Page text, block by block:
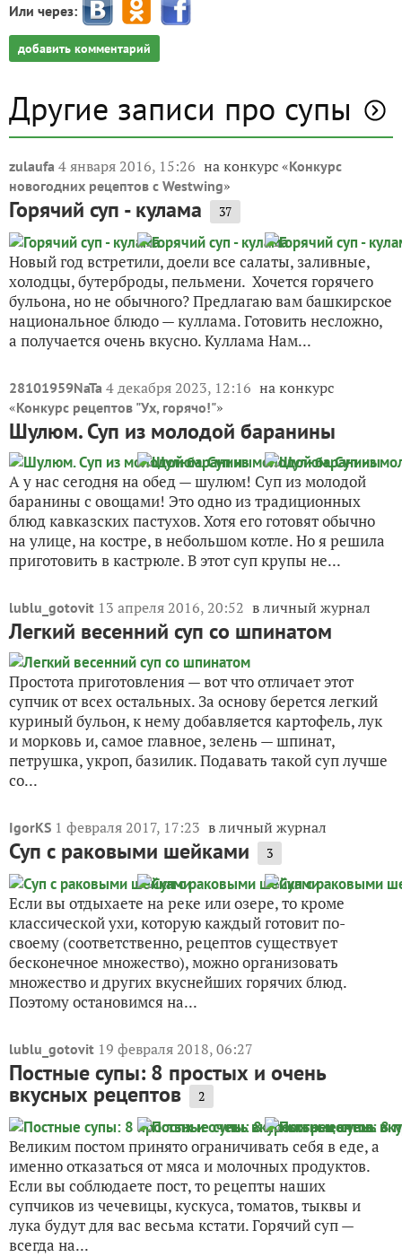
Или через:
добавить комментарий
Другие записи про супы
zulaufa 4 января 2016, 15:26 на конкурс «Конкурс
новогодних рецептов с Westwing»
Горячий суп - кулама 37
Новый год встретили, доели все салаты, заливные,
холодцы, бутерброды, пельмени. Хочется горячего
бульона, но не обычного? Предлагаю вам башкирское
национальное блюдо — куллама. Готовить несложно,
а получается очень вкусно. Куллама Нам...
28101959NaTa 4 декабря 2023, 12:16 на конкурс
«Конкурс рецептов "Ух, горячо!"»
Шулюм. Суп из молодой баранины
А у нас сегодня на обед — шулюм! Суп из молодой
баранины с овощами! Это одно из традиционных
блюд кавказских пастухов. Хотя его готовят обычно
на улице, на костре, в небольшом котле. Но я решила
приготовить в кастрюле. В этот суп крупы не...
lublu_gotovit 13 апреля 2016, 20:52 в личный журнал
Легкий весенний суп со шпинатом
Простота приготовления — вот что отличает этот
супчик от всех остальных. За основу берется легкий
куриный бульон, к нему добавляется картофель, лук
и морковь и, самое главное, зелень — шпинат,
петрушка, укроп, базилик. Подавать такой суп лучше
со...
IgorKS 1 февраля 2017, 17:23 в личный журнал
Суп с раковыми шейками 3
Если вы отдыхаете на реке или озере, то кроме
классической ухи, которую каждый готовит по-
своему (соответственно, рецептов существует
бесконечное множество), можно организовать
множество и других вкуснейших горячих блюд.
Поэтому остановимся на...
lublu_gotovit 19 февраля 2018, 06:27
Постные супы: 8 простых и очень
вкусных рецептов 2
Великим постом принято ограничивать себя в еде, а
именно отказаться от мяса и молочных продуктов.
Если вы соблюдаете пост, то рецепты наших
супчиков из чечевицы, кускуса, томатов, тыквы и
лука будут для вас весьма кстати. Горячий суп —
всегда на...